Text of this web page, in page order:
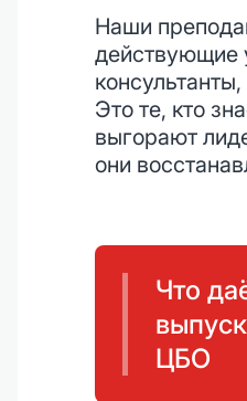
Наши
действующие
Это те, кто
выгорают
они
Что
ЦБО